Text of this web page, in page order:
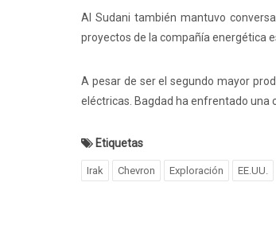
Al Sudani también mantuvo
proyectos de la compañía energética
A pesar de ser el segundo mayor
eléctricas. Bagdad ha enfrentado una
Etiquetas
Irak Chevron Exploración EE.UU.